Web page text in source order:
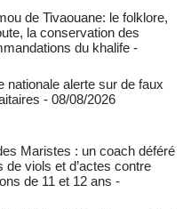
de Tivaouane: le folklore,
la conservation des
du khalife -
nationale alerte sur de faux
- 08/08/2026
Maristes : un coach déféré
viols et d’actes contre
de 11 et 12 ans -